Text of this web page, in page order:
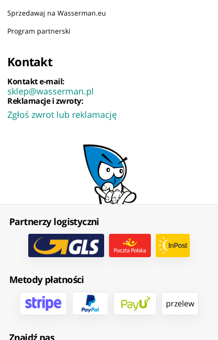
Sprzedawaj na Wasserman.eu
Program partnerski
Kontakt
Kontakt e-mail:
sklep@wasserman.pl
Reklamacje i zwroty:
Zgłoś zwrot lub reklamację
Partnerzy logistyczni
Metody płatności
przelew
Znajdź nas